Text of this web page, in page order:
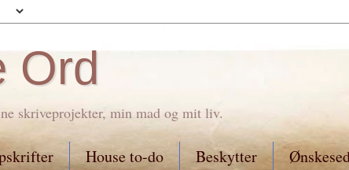
Ord
skriveprojekter, min mad og mit liv.
House to-do Beskytter